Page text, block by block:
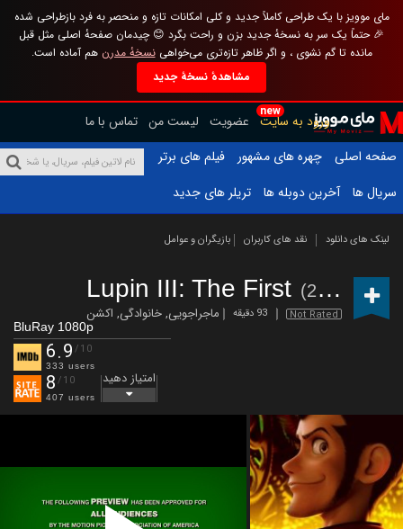
مای موویز با یک طراحی کاملاً جدید و کلی امکانات تازه و منحصر به فرد بازطراحی شده
🎉 حتماً یک سر به نسخهٔ جدید بزن و راحت بگرد 😊 چیدمان صفحهٔ اصلی مثل قبل
مانده تا گم نشوی ، و اگر ظاهر تازه‌تری می‌خواهینسخهٔ مدرن هم آماده است.
مشاهدهٔ نسخهٔ جدید
new
ورود به سایت عضویت لیست من تماس با ما
صفحه اصلی
چهره های مشهور
فیلم های برتر
سریال ها
آخرین دوبله ها تریلر های جدید
لینک های دانلود نقد های کاربران بازیگران و عوامل
Lupin III: The First (2019)
Not Rated 93 دقیقه ماجراجویی,خانوادگی, اکشن
BluRay 1080p
6.9 /10
333 users
8 /10
407 users
امتیاز دهید